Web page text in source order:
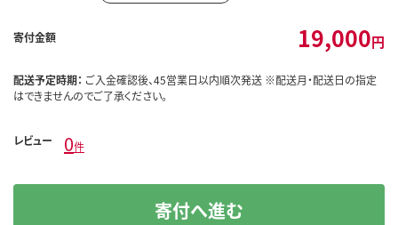
寄付金額 19,000円
配送予定時期： ご入金確認後、45営業日以内順次発送 ※配送月・配送日の指定
はできませんのでご了承ください。
レビュー 0件
寄付へ進む